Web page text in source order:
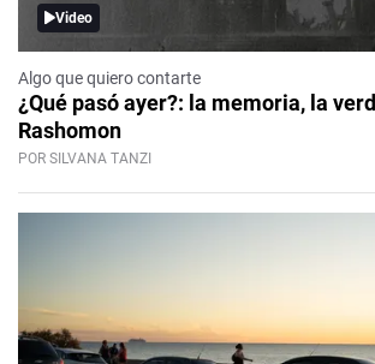
Video
Algo que quiero contarte
¿Qué pasó ayer?: la memoria, la
Rashomon
POR SILVANA TANZI